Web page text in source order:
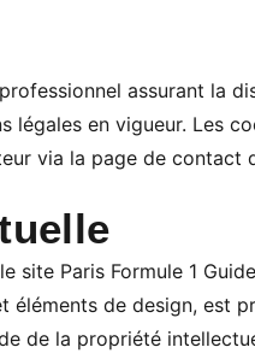
assurant la
en vigueur. Les
via la page de contact
site Paris Formule 1
éléments de design, est
de la propriété